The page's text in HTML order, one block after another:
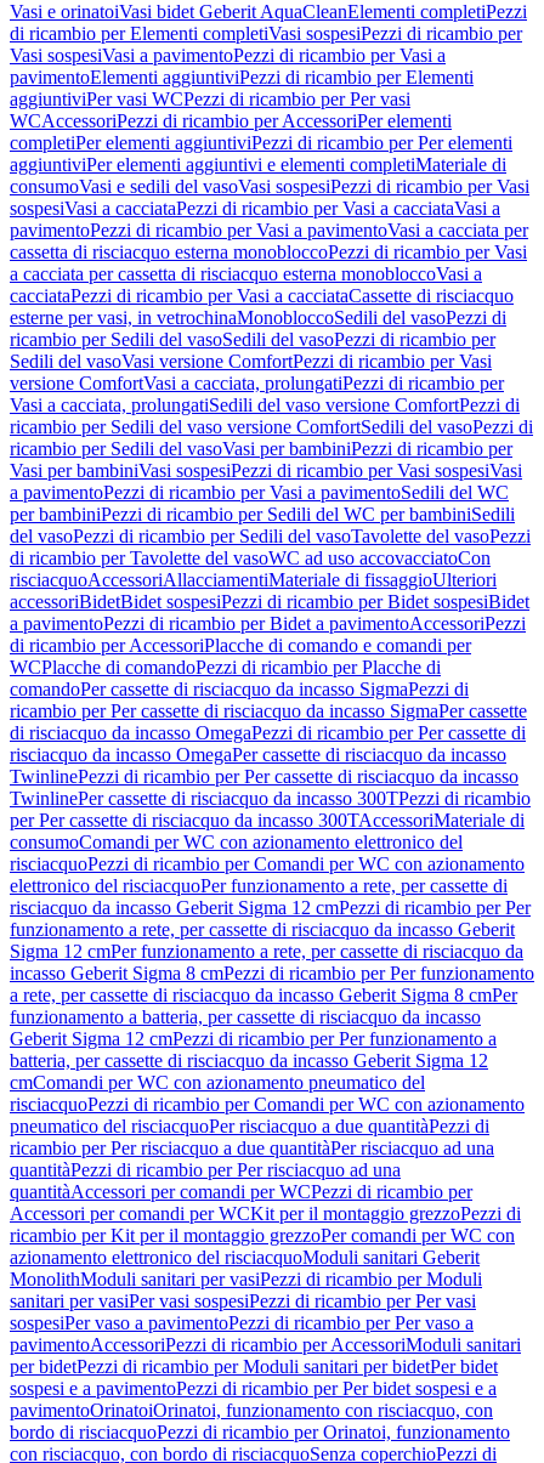
Vasi e orinatoiVasi bidet Geberit AquaCleanElementi completiPezzi
di ricambio per Elementi completiVasi sospesiPezzi di ricambio per
Vasi sospesiVasi a pavimentoPezzi di ricambio per Vasi a
pavimentoElementi aggiuntiviPezzi di ricambio per Elementi
aggiuntiviPer vasi WCPezzi di ricambio per Per vasi
WCAccessoriPezzi di ricambio per AccessoriPer elementi
completiPer elementi aggiuntiviPezzi di ricambio per Per elementi
aggiuntiviPer elementi aggiuntivi e elementi completiMateriale di
consumoVasi e sedili del vasoVasi sospesiPezzi di ricambio per Vasi
sospesiVasi a cacciataPezzi di ricambio per Vasi a cacciataVasi a
pavimentoPezzi di ricambio per Vasi a pavimentoVasi a cacciata per
cassetta di risciacquo esterna monobloccoPezzi di ricambio per Vasi
a cacciata per cassetta di risciacquo esterna monobloccoVasi a
cacciataPezzi di ricambio per Vasi a cacciataCassette di risciacquo
esterne per vasi, in vetrochinaMonobloccoSedili del vasoPezzi di
ricambio per Sedili del vasoSedili del vasoPezzi di ricambio per
Sedili del vasoVasi versione ComfortPezzi di ricambio per Vasi
versione ComfortVasi a cacciata, prolungatiPezzi di ricambio per
Vasi a cacciata, prolungatiSedili del vaso versione ComfortPezzi di
ricambio per Sedili del vaso versione ComfortSedili del vasoPezzi di
ricambio per Sedili del vasoVasi per bambiniPezzi di ricambio per
Vasi per bambiniVasi sospesiPezzi di ricambio per Vasi sospesiVasi
a pavimentoPezzi di ricambio per Vasi a pavimentoSedili del WC
per bambiniPezzi di ricambio per Sedili del WC per bambiniSedili
del vasoPezzi di ricambio per Sedili del vasoTavolette del vasoPezzi
di ricambio per Tavolette del vasoWC ad uso accovacciatoCon
risciacquoAccessoriAllacciamentiMateriale di fissaggioUlteriori
accessoriBidetBidet sospesiPezzi di ricambio per Bidet sospesiBidet
a pavimentoPezzi di ricambio per Bidet a pavimentoAccessoriPezzi
di ricambio per AccessoriPlacche di comando e comandi per
WCPlacche di comandoPezzi di ricambio per Placche di
comandoPer cassette di risciacquo da incasso SigmaPezzi di
ricambio per Per cassette di risciacquo da incasso SigmaPer cassette
di risciacquo da incasso OmegaPezzi di ricambio per Per cassette di
risciacquo da incasso OmegaPer cassette di risciacquo da incasso
TwinlinePezzi di ricambio per Per cassette di risciacquo da incasso
TwinlinePer cassette di risciacquo da incasso 300TPezzi di ricambio
per Per cassette di risciacquo da incasso 300TAccessoriMateriale di
consumoComandi per WC con azionamento elettronico del
risciacquoPezzi di ricambio per Comandi per WC con azionamento
elettronico del risciacquoPer funzionamento a rete, per cassette di
risciacquo da incasso Geberit Sigma 12 cmPezzi di ricambio per Per
funzionamento a rete, per cassette di risciacquo da incasso Geberit
Sigma 12 cmPer funzionamento a rete, per cassette di risciacquo da
incasso Geberit Sigma 8 cmPezzi di ricambio per Per funzionamento
a rete, per cassette di risciacquo da incasso Geberit Sigma 8 cmPer
funzionamento a batteria, per cassette di risciacquo da incasso
Geberit Sigma 12 cmPezzi di ricambio per Per funzionamento a
batteria, per cassette di risciacquo da incasso Geberit Sigma 12
cmComandi per WC con azionamento pneumatico del
risciacquoPezzi di ricambio per Comandi per WC con azionamento
pneumatico del risciacquoPer risciacquo a due quantitàPezzi di
ricambio per Per risciacquo a due quantitàPer risciacquo ad una
quantitàPezzi di ricambio per Per risciacquo ad una
quantitàAccessori per comandi per WCPezzi di ricambio per
Accessori per comandi per WCKit per il montaggio grezzoPezzi di
ricambio per Kit per il montaggio grezzoPer comandi per WC con
azionamento elettronico del risciacquoModuli sanitari Geberit
MonolithModuli sanitari per vasiPezzi di ricambio per Moduli
sanitari per vasiPer vasi sospesiPezzi di ricambio per Per vasi
sospesiPer vaso a pavimentoPezzi di ricambio per Per vaso a
pavimentoAccessoriPezzi di ricambio per AccessoriModuli sanitari
per bidetPezzi di ricambio per Moduli sanitari per bidetPer bidet
sospesi e a pavimentoPezzi di ricambio per Per bidet sospesi e a
pavimentoOrinatoiOrinatoi, funzionamento con risciacquo, con
bordo di risciacquoPezzi di ricambio per Orinatoi, funzionamento
con risciacquo, con bordo di risciacquoSenza coperchioPezzi di